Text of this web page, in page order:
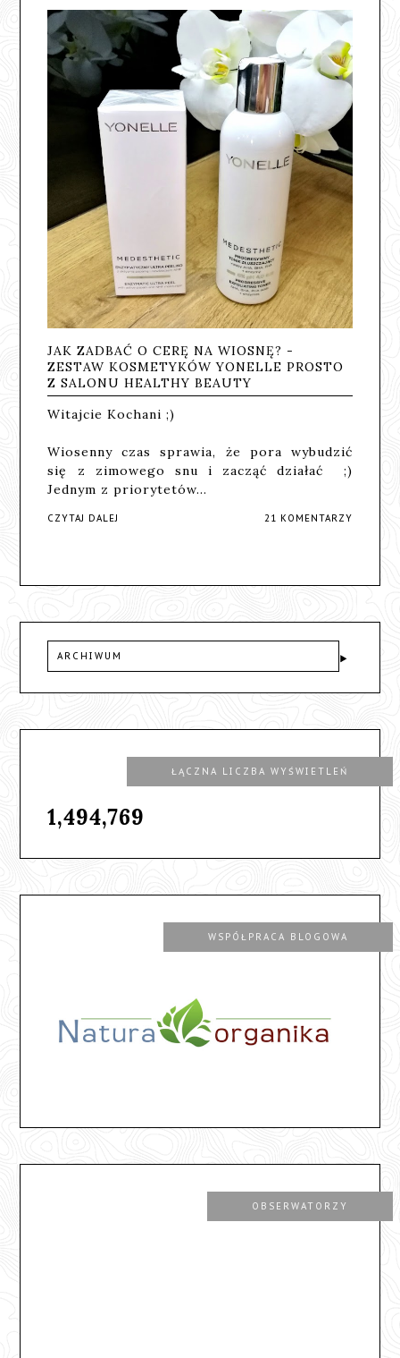
JAK ZADBAĆ O CERĘ NA WIOSNĘ? -
ZESTAW KOSMETYKÓW YONELLE PROSTO
Z SALONU HEALTHY BEAUTY
Witajcie Kochani ;)
Wiosenny czas sprawia, że pora wybudzić
się z zimowego snu i zacząć działać ;)
Jednym z priorytetów…
CZYTAJ DALEJ 21 KOMENTARZY
ARCHIWUM
ŁĄCZNA LICZBA WYŚWIETLEŃ
1,494,769
WSPÓŁPRACA BLOGOWA
OBSERWATORZY